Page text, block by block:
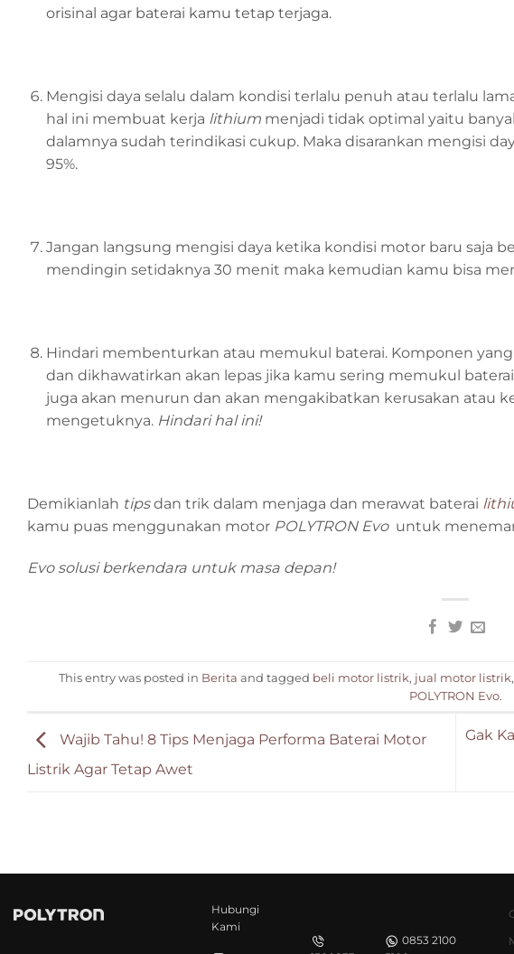
orisinal agar baterai kamu tetap terjaga.
Mengisi daya selalu dalam kondisi terlalu penuh atau terlalu
hal ini membuat kerja lithium menjadi tidak optimal yaitu
dalamnya sudah terindikasi cukup. Maka disarankan mengisi
95%.
Jangan langsung mengisi daya ketika kondisi motor baru saja
mendingin setidaknya 30 menit maka kemudian kamu bisa
Hindari membenturkan atau memukul baterai. Komponen
dan dikhawatirkan akan lepas jika kamu sering memukul baterai
juga akan menurun dan akan mengakibatkan kerusakan atau
mengetuknya. Hindari hal ini!
Demikianlah tipsdan trik dalam menjaga dan merawat baterai
kamu puas menggunakan motor POLYTRON Evountuk
Evo solusi berkendara untuk masa depan!
This entry was posted in Berita and tagged beli motor listrik, jual motor listrik,
POLYTRON Evo.
Wajib Tahu! 8 Tips Menjaga Performa Baterai Motor
Listrik Agar Tetap Awet
Gak
Hubungi
Kami
0853 2100